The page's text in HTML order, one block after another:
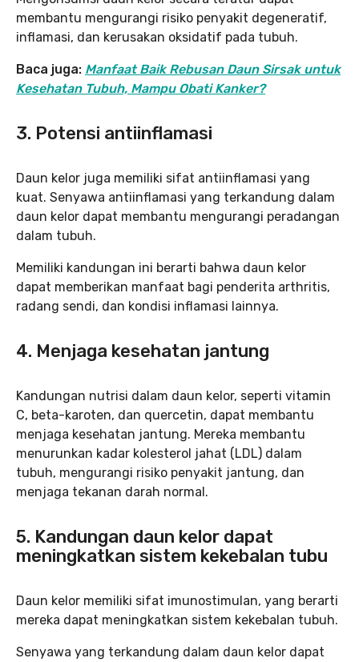
membantu mengurangi risiko penyakit degeneratif,
inflamasi, dan kerusakan oksidatif pada tubuh.
Baca juga: Manfaat Baik Rebusan Daun Sirsak untuk
Kesehatan Tubuh, Mampu Obati Kanker?
3. Potensi antiinflamasi
Daun kelor juga memiliki sifat antiinflamasi yang
kuat. Senyawa antiinflamasi yang terkandung dalam
daun kelor dapat membantu mengurangi peradangan
dalam tubuh.
Memiliki kandungan ini berarti bahwa daun kelor
dapat memberikan manfaat bagi penderita arthritis,
radang sendi, dan kondisi inflamasi lainnya.
4. Menjaga kesehatan jantung
Kandungan nutrisi dalam daun kelor, seperti vitamin
C, beta-karoten, dan quercetin, dapat membantu
menjaga kesehatan jantung. Mereka membantu
menurunkan kadar kolesterol jahat (LDL) dalam
tubuh, mengurangi risiko penyakit jantung, dan
menjaga tekanan darah normal.
5. Kandungan daun kelor dapat
meningkatkan sistem kekebalan tubu
Daun kelor memiliki sifat imunostimulan, yang berarti
mereka dapat meningkatkan sistem kekebalan tubuh.
Senyawa yang terkandung dalam daun kelor dapat